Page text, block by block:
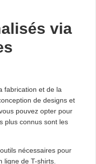
via
fabrication et de la
de designs et
pouvez opter pour
plus connus sont les
nécessaires pour
ligne de T-shirts.